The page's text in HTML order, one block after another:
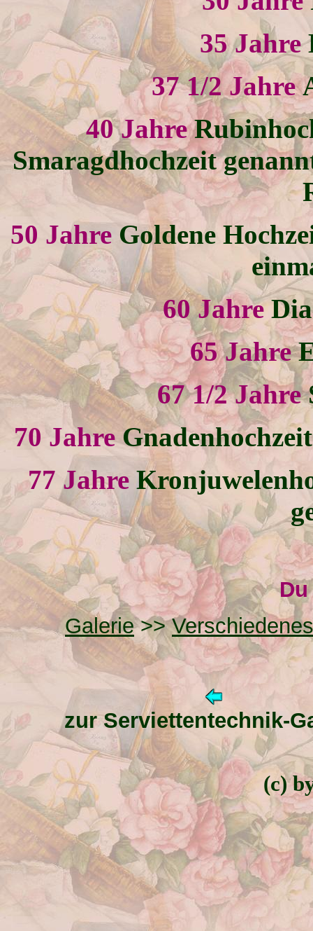
35 Jahre
37 1/2 Jahre
40 Jahre
Smaragdhochzeit
50 Jahre Goldene
60 Jahre
65 Jahre
67 1/2 Jahre
70 Jahre
77 Jahre
Galerie >>Verschiedenes
zur Serviettentechnik-
(c)